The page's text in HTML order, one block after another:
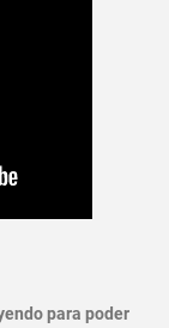
para poder